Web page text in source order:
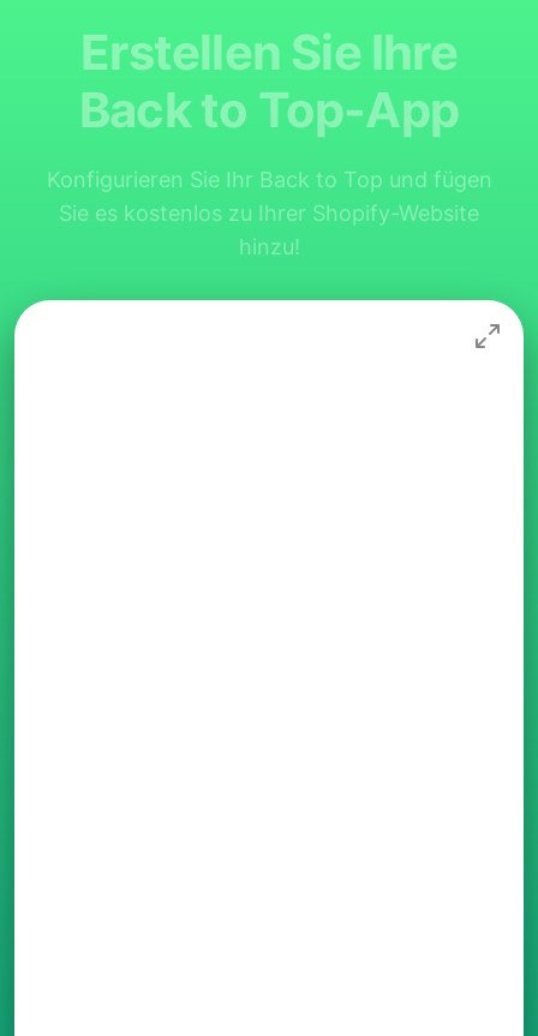
Erstellen Sie Ihre
Back to Top-App
Konfigurieren Sie Ihr Back to Top und fügen
Sie es kostenlos zu Ihrer Shopify-Website
hinzu!